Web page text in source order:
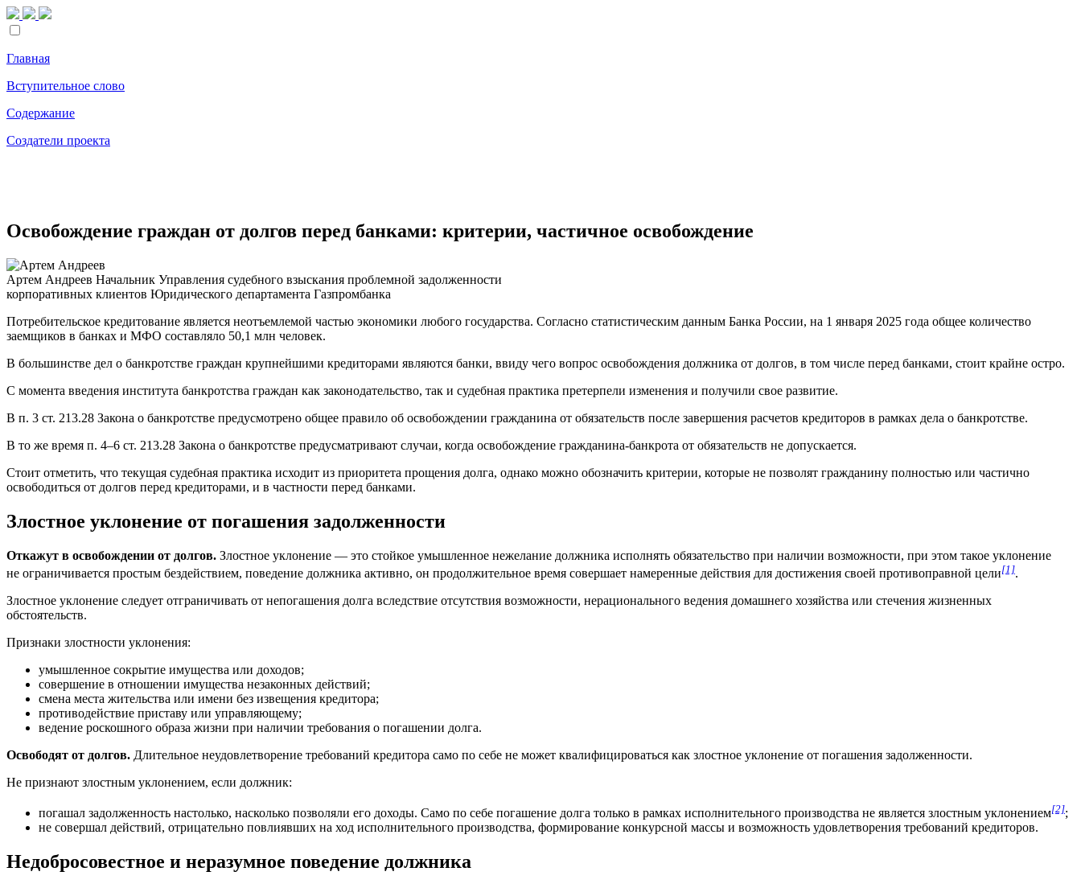
Главная
Вступительное слово
Содержание
Создатели проекта
Освобождение граждан от долгов перед банками: критерии, частичное освобождение
Артем Андреев Начальник Управления судебного взыскания проблемной задолженности
корпоративных клиентов Юридического департамента Газпромбанка
Потребительское кредитование является неотъемлемой частью экономики любого государства. Согласно статистическим данным Банка России, на 1 января 2025 года общее количество
заемщиков в банках и МФО составляло 50,1 млн человек.
В большинстве дел о банкротстве граждан крупнейшими кредиторами являются банки, ввиду чего вопрос освобождения должника от долгов, в том числе перед банками, стоит крайне остро.
С момента введения института банкротства граждан как законодательство, так и судебная практика претерпели изменения и получили свое развитие.
В п. 3 ст. 213.28 Закона о банкротстве предусмотрено общее правило об освобождении гражданина от обязательств после завершения расчетов кредиторов в рамках дела о банкротстве.
В то же время п. 4–6 ст. 213.28 Закона о банкротстве предусматривают случаи, когда освобождение гражданина-­банкрота от обязательств не допускается.
Стоит отметить, что текущая судебная практика исходит из приоритета прощения долга, однако можно обозначить критерии, которые не позволят гражданину полностью или частично
освободиться от долгов перед кредиторами, и в частности перед банками.
Злостное уклонение от погашения задолженности
Откажут в освобождении от долгов. Злостное уклонение — это стойкое умышленное нежелание должника исполнять обязательство при наличии возможности, при этом такое уклонение
не ограничивается простым бездействием, поведение должника активно, он продолжительное время совершает намеренные действия для достижения своей противоправной цели[1].
Злостное уклонение следует отграничивать от непогашения долга вследствие отсутствия возможности, нерационального ведения домашнего хозяйства или стечения жизненных
обстоятельств.
Признаки злостности уклонения:
умышленное сокрытие имущества или доходов;
совершение в отношении имущества незаконных действий;
смена места жительства или имени без извещения кредитора;
противодействие приставу или управляющему;
ведение роскошного образа жизни при наличии требования о погашении долга.
Освободят от долгов. Длительное неудовлетворение требований кредитора само по себе не может квалифицироваться как злостное уклонение от погашения задолженности.
Не признают злостным уклонением, если должник:
погашал задолженность настолько, насколько позволяли его доходы. Само по себе погашение долга только в рамках исполнительного производства не является злостным уклонением[2];
не совершал действий, отрицательно повлиявших на ход исполнительного производства, формирование конкурсной массы и возможность удовлетворения требований кредиторов.
Недобросовестное и неразумное поведение должника